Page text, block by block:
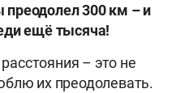
преодолел 300 км – и
ещё тысяча!
– это не
их преодолевать.